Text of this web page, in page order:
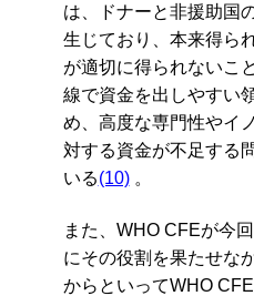
は、ドナーと非援助国
生じており、本来得ら
が適切に得られないこ
線で資金を出しやすい
め、高度な専門性やイ
対する資金が不足する
いる(10)。
また、WHO CFEが今
にその役割を果たせな
からといってWHO